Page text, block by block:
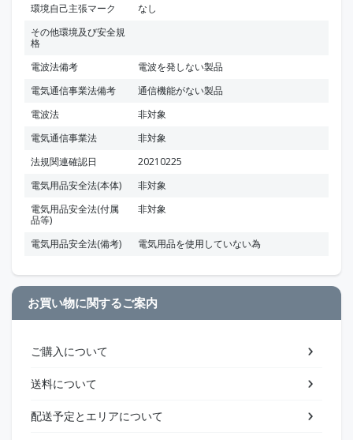
環境自己主張マーク
なし
その他環境及び安全規
格
電波法備考
電波を発しない製品
電気通信事業法備考
通信機能がない製品
電波法
非対象
電気通信事業法
非対象
法規関連確認日
20210225
電気用品安全法(本体)
非対象
電気用品安全法(付属
品等)
非対象
電気用品安全法(備考) 電気用品を使用していない為
お買い物に関するご案内
ご購入について
送料について
配送予定とエリアについて